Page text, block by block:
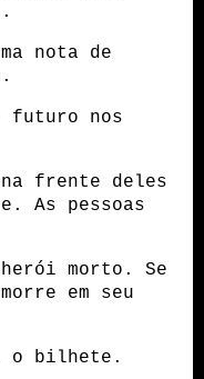
nota de
futuro nos
frente deles
As pessoas
herói morto. Se
em seu
o bilhete.